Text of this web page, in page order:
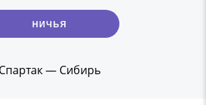
НИЧЬЯ
Спартак — Сибирь